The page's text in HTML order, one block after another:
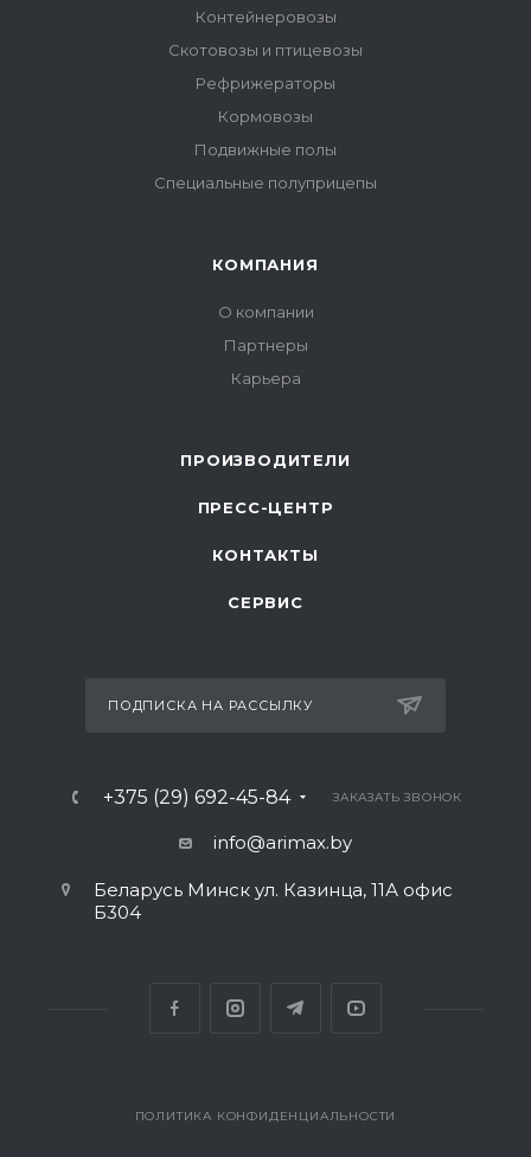
Контейнеровозы
Скотовозы и птицевозы
Рефрижераторы
Кормовозы
Подвижные полы
Специальные полуприцепы
КОМПАНИЯ
О компании
Партнеры
Карьера
ПРОИЗВОДИТЕЛИ
ПРЕСС-ЦЕНТР
КОНТАКТЫ
СЕРВИС
ПОДПИСКА НА РАССЫЛКУ
+375 (29) 692-45-84 ЗАКАЗАТЬ ЗВОНОК
info@arimax.by
Беларусь Минск ул. Казинца, 11А офис
Б304
ПОЛИТИКА КОНФИДЕНЦИАЛЬНОСТИ